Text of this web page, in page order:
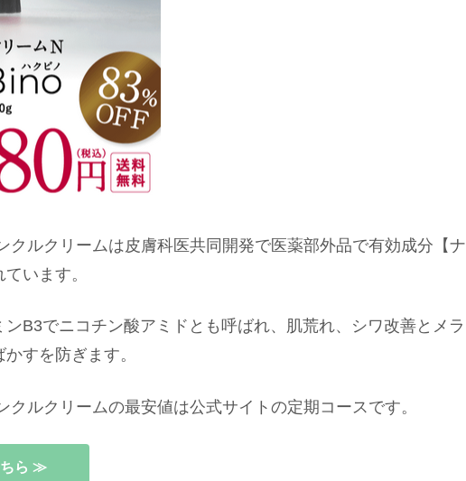
クルクリームは皮膚科医共同開発で医薬部外品で有効成分【ナ
います。
B3でニコチン酸アミドとも呼ばれ、肌荒れ、シワ改善とメラ
すを防ぎます。
ルクリームの最安値は公式サイトの定期コースです。
ちら ≫